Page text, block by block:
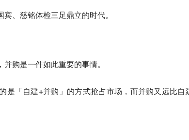
、慈铭体检三足鼎立的时代。
购是一件如此重要的事情。
是「自建+并购」的方式抢占市场，而并购又远比自